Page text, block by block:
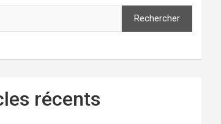
Rechercher
récents